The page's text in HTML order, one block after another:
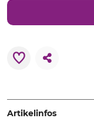
Artikelinfos